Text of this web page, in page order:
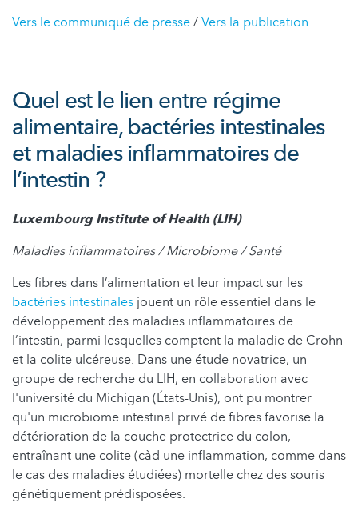
Vers le communiqué de presse/Vers la publication
Quel est le lien entre régime
alimentaire, bactéries intestinales
et maladies inflammatoires de
l’intestin ?
Luxembourg Institute of Health (LIH)
Maladies inflammatoires / Microbiome / Santé
Les fibres dans l’alimentation et leur impact sur les
bactéries intestinales jouent un rôle essentiel dans le
développement des maladies inflammatoires de
l’intestin, parmi lesquelles comptent la maladie de Crohn
et la colite ulcéreuse. Dans une étude novatrice, un
groupe de recherche du LIH, en collaboration avec
l'université du Michigan (États-Unis), ont pu montrer
qu'un microbiome intestinal privé de fibres favorise la
détérioration de la couche protectrice du colon,
entraînant une colite (càd une inflammation, comme dans
le cas des maladies étudiées) mortelle chez des souris
génétiquement prédisposées.